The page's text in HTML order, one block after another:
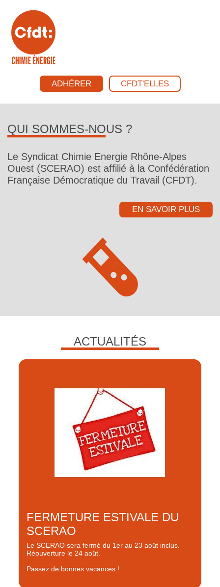
ADHÉRER CFDT'ELLES
QUI SOMMES-NOUS ?
Le Syndicat Chimie Energie Rhône-Alpes
Ouest (SCERAO) est affilié à la Confédération
Française Démocratique du Travail (CFDT).
EN SAVOIR PLUS
ACTUALITÉS
FERMETURE ESTIVALE DU
SCERAO
Le SCERAO sera fermé du 1er au 23 août inclus.
Réouverture le 24 août.
Passez de bonnes vacances !